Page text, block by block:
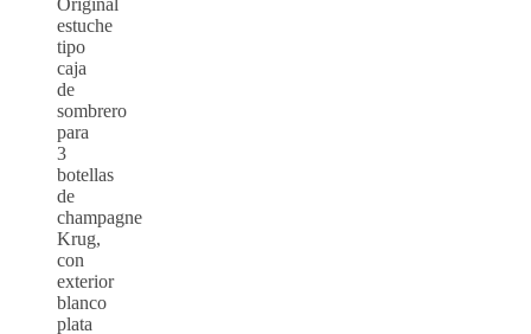
Original
estuche
tipo
caja
de
sombrero
para
3
botellas
de
champagne
Krug,
con
exterior
blanco
plata